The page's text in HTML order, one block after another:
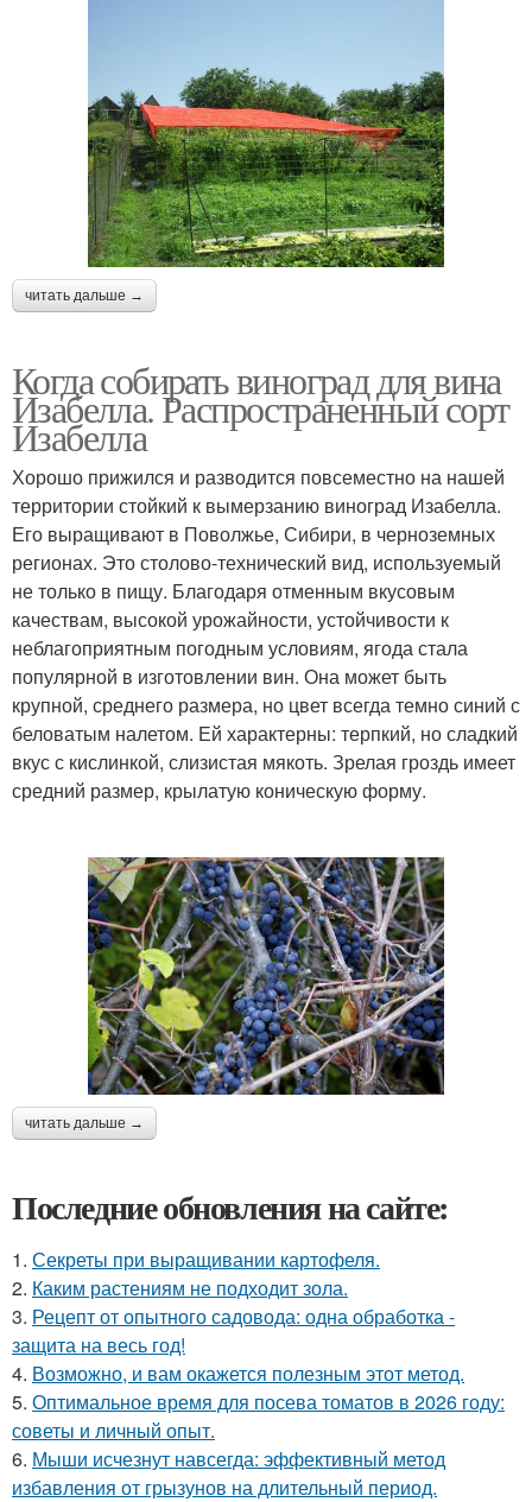
читать дальше →
Когда собирать виноград для вина
Изабелла. Распространенный сорт
Изабелла
Хорошо прижился и разводится повсеместно на нашей
территории стойкий к вымерзанию виноград Изабелла.
Его выращивают в Поволжье, Сибири, в черноземных
регионах. Это столово-технический вид, используемый
не только в пищу. Благодаря отменным вкусовым
качествам, высокой урожайности, устойчивости к
неблагоприятным погодным условиям, ягода стала
популярной в изготовлении вин. Она может быть
крупной, среднего размера, но цвет всегда темно синий с
беловатым налетом. Ей характерны: терпкий, но сладкий
вкус с кислинкой, слизистая мякоть. Зрелая гроздь имеет
средний размер, крылатую коническую форму.
читать дальше →
Последние обновления на сайте:
1. Секреты при выращивании картофеля.
2. Каким растениям не подходит зола.
3. Рецепт от опытного садовода: одна обработка -
защита на весь год!
4. Возможно, и вам окажется полезным этот метод.
5. Оптимальное время для посева томатов в 2026 году:
советы и личный опыт.
6. Мыши исчезнут навсегда: эффективный метод
избавления от грызунов на длительный период.